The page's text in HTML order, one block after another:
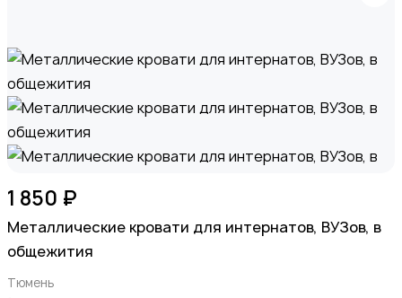
1 850 ₽
Металлические кровати для интернатов, ВУЗов, в
общежития
Тюмень